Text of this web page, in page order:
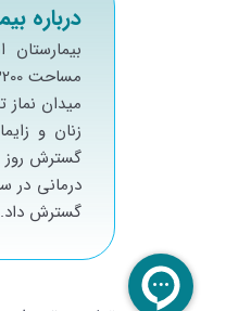
درباره
ميدان
زنان و
گسترش روز
درماني در
گسترش داد.